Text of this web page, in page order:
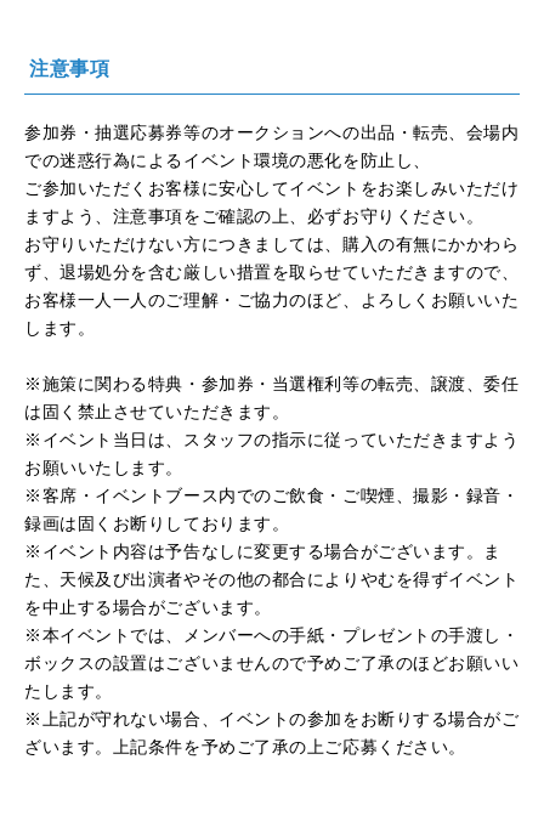
注意事項
参加券・抽選応募券等のオークションへの出品・転売、会場内
での迷惑行為によるイベント環境の悪化を防止し、
ご参加いただくお客様に安心してイベントをお楽しみいただけ
ますよう、注意事項をご確認の上、必ずお守りください。
お守りいただけない方につきましては、購入の有無にかかわら
ず、退場処分を含む厳しい措置を取らせていただきますので、
お客様一人一人のご理解・ご協力のほど、よろしくお願いいた
します。
※施策に関わる特典・参加券・当選権利等の転売、譲渡、委任
は固く禁止させていただきます。
※イベント当日は、スタッフの指示に従っていただきますよう
お願いいたします。
※客席・イベントブース内でのご飲食・ご喫煙、撮影・録音・
録画は固くお断りしております。
※イベント内容は予告なしに変更する場合がございます。ま
た、天候及び出演者やその他の都合によりやむを得ずイベント
を中止する場合がございます。
※本イベントでは、メンバーへの手紙・プレゼントの手渡し・
ボックスの設置はございませんので予めご了承のほどお願いい
たします。
※上記が守れない場合、イベントの参加をお断りする場合がご
ざいます。上記条件を予めご了承の上ご応募ください。